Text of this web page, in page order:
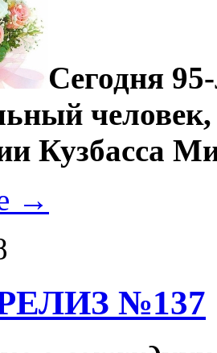
Сегодня
Кузбасса
→
№137